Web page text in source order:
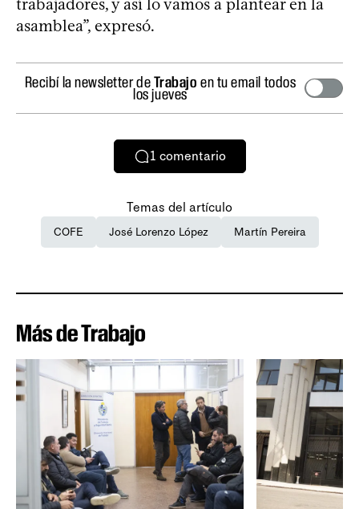
asamblea”, expresó.
Recibí la newsletter deTrabajo en tu email todos
los jueves
1 comentario
Temas del artículo
COFE José Lorenzo López Martín Pereira
Más de Trabajo